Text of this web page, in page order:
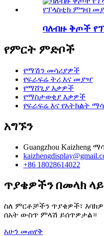
ባለብዙ ቅጦች
የምርት ምድቦች
የማሽን መሳሪያዎች
የፍራፍሬ ትሪ እና መያዣ
የማሸጊያ እቃዎች
የማስታወቂያ እቃዎች
የፍራፍሬ እና የአትክልት
አግኙን
Guangzhou Kaizheng
+86 18028614022
ጥያቄዎችን በመላክ ላይ
ስለ ምርቶቻችን ጥያቄዎች፣
ሰአት ውስጥ ምላሽ ይሰጥዎታል።
አሁን መጠየቅ